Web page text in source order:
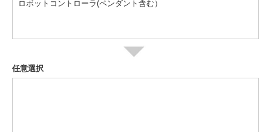
ロボットコントローラ(ペンダント含む）
任意選択